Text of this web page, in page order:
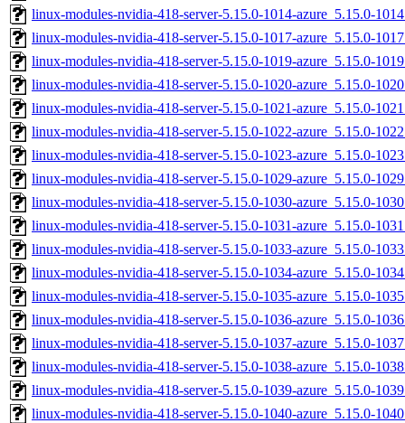
linux-modules-nvidia-418-server-5.15.0-1014-azure_5.15.0-
linux-modules-nvidia-418-server-5.15.0-1017-azure_5.15.0-
linux-modules-nvidia-418-server-5.15.0-1019-azure_5.15.0-
linux-modules-nvidia-418-server-5.15.0-1020-azure_5.15.0-
linux-modules-nvidia-418-server-5.15.0-1021-azure_5.15.0-
linux-modules-nvidia-418-server-5.15.0-1022-azure_5.15.0-
linux-modules-nvidia-418-server-5.15.0-1023-azure_5.15.0-
linux-modules-nvidia-418-server-5.15.0-1029-azure_5.15.0-
linux-modules-nvidia-418-server-5.15.0-1030-azure_5.15.0-
linux-modules-nvidia-418-server-5.15.0-1031-azure_5.15.0-
linux-modules-nvidia-418-server-5.15.0-1033-azure_5.15.0-
linux-modules-nvidia-418-server-5.15.0-1034-azure_5.15.0-
linux-modules-nvidia-418-server-5.15.0-1035-azure_5.15.0-
linux-modules-nvidia-418-server-5.15.0-1036-azure_5.15.0-
linux-modules-nvidia-418-server-5.15.0-1037-azure_5.15.0-
linux-modules-nvidia-418-server-5.15.0-1038-azure_5.15.0-
linux-modules-nvidia-418-server-5.15.0-1039-azure_5.15.0-
linux-modules-nvidia-418-server-5.15.0-1040-azure_5.15.0-